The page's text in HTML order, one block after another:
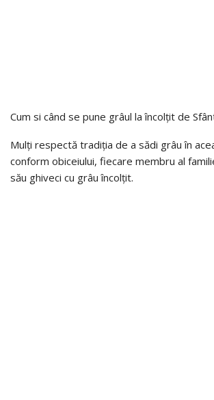
Cum si când se pune grâul la încolțit de
Mulți respectă tradiția de a sădi grâu în
conform obiceiului, fiecare membru al
său ghiveci cu grâu încolțit.